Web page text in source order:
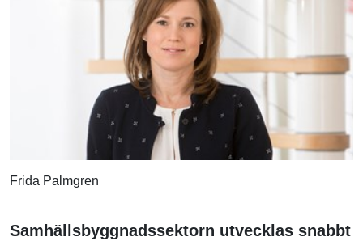
Frida Palmgren
Samhällsbyggnadssektorn utvecklas snabbt